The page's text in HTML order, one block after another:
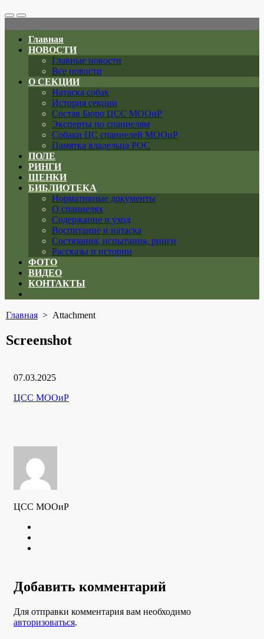
Search
Toggle
Меню
Главная
НОВОСТИ
Главные новости
Все новости
О СЕКЦИИ
Натаска собак
История секции
Состав Бюро ЦСС МООиР
Эксперты по спаниелям
Собаки ЦС спаниелей МООиР
Памятка владельца РОС
ПОЛЕ
РИНГИ
ЩЕНКИ
БИБЛИОТЕКА
Нормативные документы
О спаниелях
Содержание и уход
Воспитание и натаска
Состязания, испытания, ринги
Рассказы и истории
ФОТО
ВИДЕО
КОНТАКТЫ
menu
Главная> Attachment
Screenshot
Дата
07.03.2025
Рубрики
Автор
ЦСС МООиР
ЦСС МООиР
Добавить комментарий
Для отправки комментария вам необходимо
авторизоваться.